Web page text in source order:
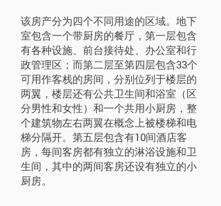
该房产分为四个不同用途的区域。地下
室包含一个带厨房的餐厅，第一层包含
有各种设施、前台接待处、办公室和行
政管理区；而第二层至第四层包含33个
可用作客栈的房间，分别位列于楼层的
两翼，楼层还有公共卫生间和浴室（区
分男性和女性）和一个共用小厨房，整
个建筑物左右两翼在概念上被楼梯和电
梯分隔开。第五层包含有10间酒店客
房，每间客房都有独立的淋浴设施和卫
生间，其中的两间客房还设有独立的小
厨房。